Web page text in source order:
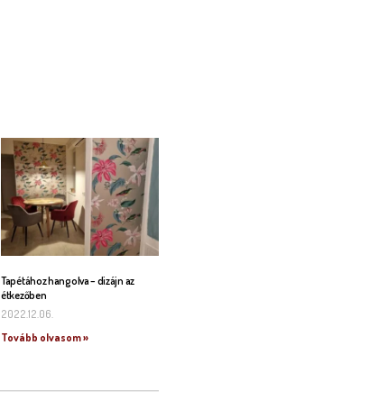
Tapétához hangolva – dizájn az
étkezőben
2022.12.06.
Tovább olvasom »